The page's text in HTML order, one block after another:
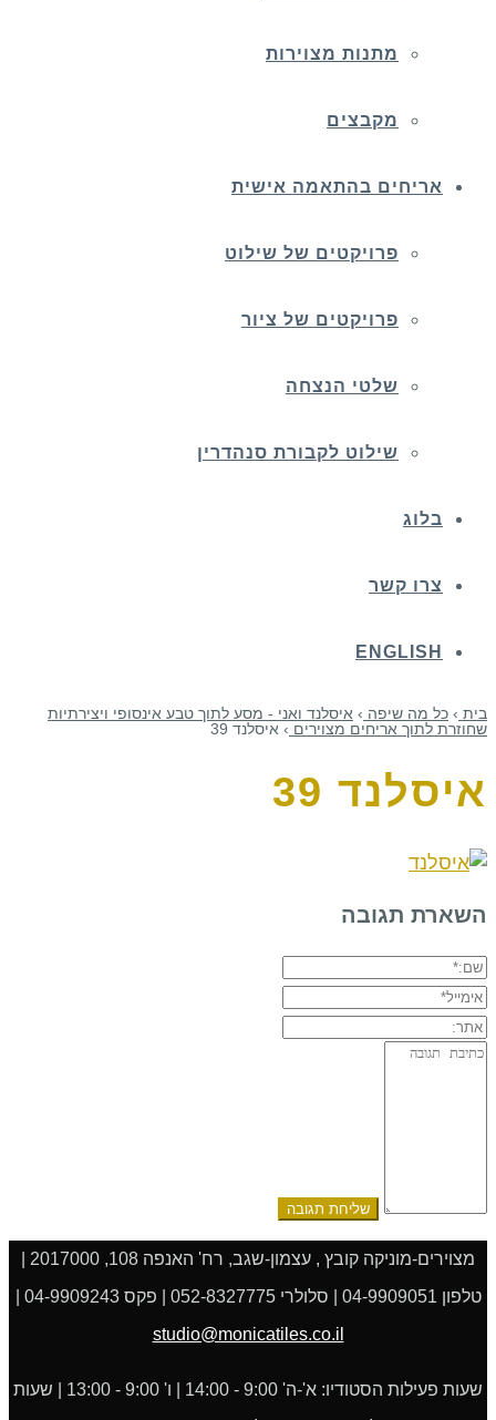
מתנות מצוירות
מקבצים
אריחים בהתאמה אישית
פרויקטים של שילוט
פרויקטים של ציור
שלטי הנצחה
שילוט לקבורת סנהדרין
בלוג
צרו קשר
ENGLISH
בית › כל מה שיפה › איסלנד ואני - מסע לתוך טבע אינסופי ויצירתיות
שחוזרת לתוך אריחים מצוירים › איסלנד 39
איסלנד 39
השארת תגובה
שם:*
אימייל*
אתר:
תגובה:
טלפון 04-9909051 | סלולרי 052-8327775 | פקס 04-9909243 |
studio@monicatiles.co.il
שעות פעילות הסטודיו: א'-ה' 9:00 - 14:00 | ו' 9:00 - 13:00 | שעות